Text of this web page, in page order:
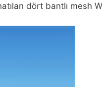
dört bantlı mesh